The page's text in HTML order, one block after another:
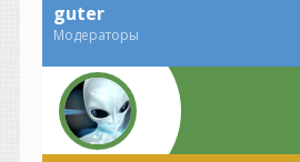
нужно было выставлять ток
подмагничивания (bias);
чистить и размагничивать
головки;
менять ленты, потому что
они изнашивались;
бороться с шумом пленки;
guter
Модераторы